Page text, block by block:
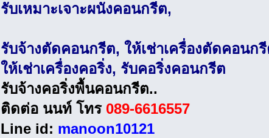
รับเหมาะเจาะผนังคอนกรีต,
รับจ้างตัดคอนกรีต, ให้เช่าเครื่องตัดคอนก
ให้เช่าเครื่องคอริ่ง, รับคอริ่งคอนกรีต
รับจ้างคอริ่งพื้นคอนกรีต..
ติดต่อ นนท์ โทร 089-6616557
Line id: manoon10121